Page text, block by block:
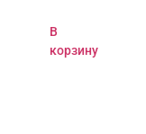
В
корзину